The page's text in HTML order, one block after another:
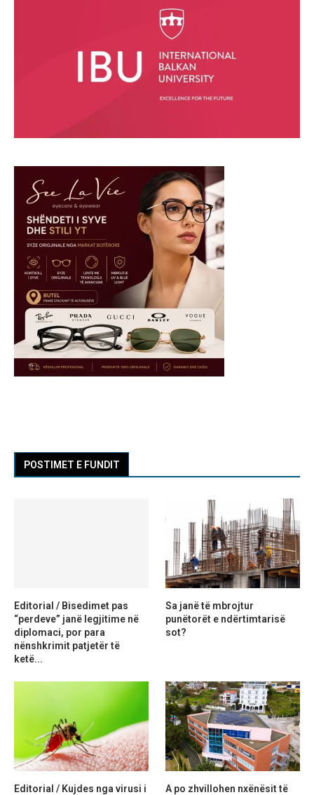
POSTIMET E FUNDIT
Editorial / Bisedimet pas
“perdeve” janë legjitime në
diplomaci, por para
nënshkrimit patjetër të
ketë...
Sa janë të mbrojtur
punëtorët e ndërtimtarisë
sot?
Editorial / Kujdes nga virusi i
A po zhvillohen nxënësit të